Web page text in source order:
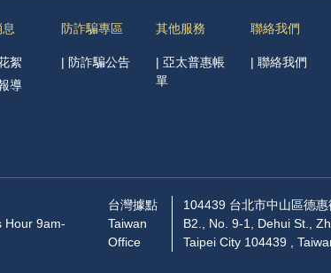
絮
導
防詐騙專區
| 防詐騙公告
其他服務
| 亞太普惠帳
單
聯絡我們
|聯絡我們
Hour 9am-
台灣據點
Taiwan
Office
104439 台北市中山區德
B2., No. 9-1, Dehui St.,
Taipei City 104439 ,